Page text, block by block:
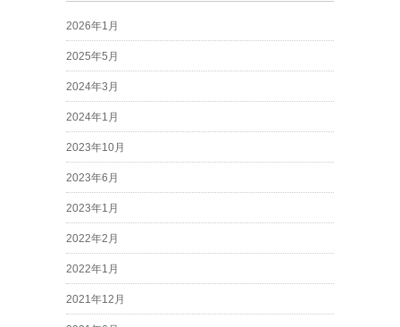
2026年1月
2025年5月
2024年3月
2024年1月
2023年10月
2023年6月
2023年1月
2022年2月
2022年1月
2021年12月